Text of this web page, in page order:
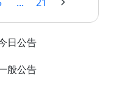
日公告
般公告